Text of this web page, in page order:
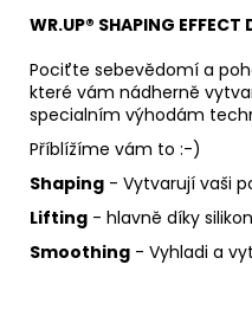
WR.UP® SHAPING EFFECT
Pociťte sebevědomí a
které vám nádherně
specialním výhodám
Příblížíme vám to :-)
Shaping - Vytvarují vaši
Lifting - hlavně díky
Smoothing - Vyhladi a